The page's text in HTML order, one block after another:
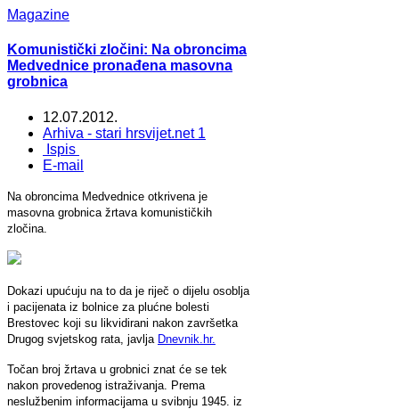
Magazine
Komunistički zločini: Na obroncima
Medvednice pronađena masovna
grobnica
12.07.2012.
Arhiva - stari hrsvijet.net 1
Ispis
E-mail
Na obroncima Medvednice otkrivena je
masovna grobnica žrtava komunističkih
zločina.
Dokazi upućuju na to da je riječ o dijelu osoblja
i pacijenata iz bolnice za plućne bolesti
Brestovec koji su likvidirani nakon završetka
Drugog svjetskog rata, javlja Dnevnik.hr.
Točan broj žrtava u grobnici znat će se tek
nakon provedenog istraživanja. Prema
neslužbenim informacijama u svibnju 1945. iz